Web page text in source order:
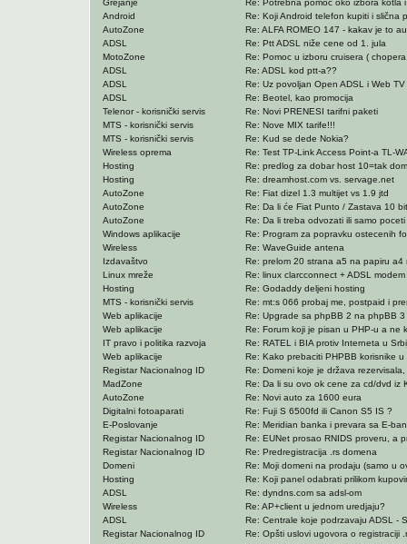
Grejanje
Re: Potrebna pomoć oko izbora kotla
Android
Re: Koji Android telefon kupiti i slična
AutoZone
Re: ALFA ROMEO 147 - kakav je to
ADSL
Re: Ptt ADSL niže cene od 1. jula
MotoZone
Re: Pomoc u izboru cruisera (
ADSL
Re: ADSL kod ptt-a??
ADSL
Re: Uz povoljan Open ADSL i Web TV
ADSL
Re: Beotel, kao promocija
Telenor - korisnički servis
Re: Novi PRENESI tarifni paketi
MTS - korisnički servis
Re: Nove MIX tarife!!!
MTS - korisnički servis
Re: Kud se dede Nokia?
Wireless oprema
Re: Test TP-Link Access Point-a TL-
Hosting
Re: predlog za dobar host 10=tak
Hosting
Re: dreamhost.com vs. servage.net
AutoZone
Re: Fiat dizel 1.3 multijet vs 1.9 jtd
AutoZone
Re: Da li će Fiat Punto / Zastava 10
AutoZone
Re: Da li treba odvozati ili samo
Windows aplikacije
Re: Program za popravku ostecenih
Wireless
Re: WaveGuide antena
Izdavaštvo
Re: prelom 20 strana a5 na papiru a4
Linux mreže
Re: linux clarcconnect + ADSL
Hosting
Re: Godaddy deljeni hosting
MTS - korisnički servis
Re: mt:s 066 probaj me, postpaid i
Web aplikacije
Re: Upgrade sa phpBB 2 na phpBB 3
Web aplikacije
Re: Forum koji je pisan u PHP-u a ne
IT pravo i politika razvoja
Re: RATEL i BIA protiv Interneta u
Web aplikacije
Re: Kako prebaciti PHPBB korisnike
Registar Nacionalnog ID
Re: Domeni koje je država
MadZone
Re: Da li su ovo ok cene za cd/dvd iz
AutoZone
Re: Novi auto za 1600 eura
Digitalni fotoaparati
Re: Fuji S 6500fd ili Canon S5 IS ?
E-Poslovanje
Re: Meridian banka i prevara sa E-
Registar Nacionalnog ID
Re: EUNet prosao RNIDS proveru, a
Registar Nacionalnog ID
Re: Predregistracija .rs domena
Domeni
Re: Moji domeni na prodaju (samo u
Hosting
Re: Koji panel odabrati prilikom
ADSL
Re: dyndns.com sa adsl-om
Wireless
Re: AP+client u jednom uredjaju?
ADSL
Re: Centrale koje podrzavaju ADSL -
Registar Nacionalnog ID
Re: Opšti uslovi ugovora o registraciji